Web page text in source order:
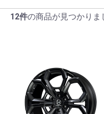
12件の商品が見つかりま